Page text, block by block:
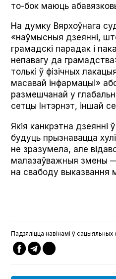
то-бок маюць
На думку Вярхоўнага
«наўмысныя дзеянні,
грамадскі парадак і
непавагу да
толькі ў фізічных
масавай інфармацыі»
размешчанай у
сетцы Інтэрнэт, іншай
Якія канкрэтна дзеянні
будуць прызнавацца
не зразумела, але
малазаўважныя змены
на свабоду выказвання
Падзяліцца навінамі ў сацыяльных